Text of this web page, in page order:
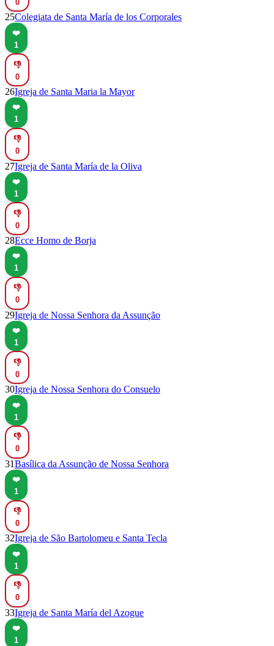
0
25Colegiata de Santa María de los Corporales
❤️
1
👎
0
26Igreja de Santa Maria la Mayor
❤️
1
👎
0
27Igreja de Santa María de la Oliva
❤️
1
👎
0
28Ecce Homo de Borja
❤️
1
👎
0
29Igreja de Nossa Senhora da Assunção
❤️
1
👎
0
30Igreja de Nossa Senhora do Consuelo
❤️
1
👎
0
31Basílica da Assunção de Nossa Senhora
❤️
1
👎
0
32Igreja de São Bartolomeu e Santa Tecla
❤️
1
👎
0
33Igreja de Santa María del Azogue
❤️
1